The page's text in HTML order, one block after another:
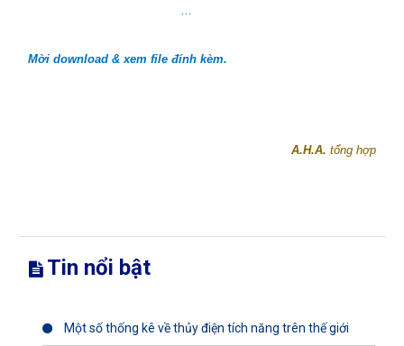
…
Mời download & xem file đính kèm.
A.H.A. tổng hợp
Tin nổi bật
Một số thống kê về thủy điện tích năng trên thế giới